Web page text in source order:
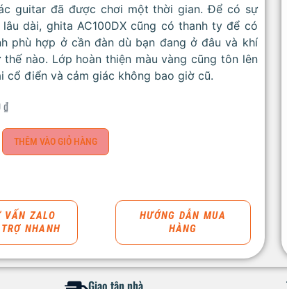
guitar đã được chơi một thời gian. Để có sự
dài, ghita AC100DX cũng có thanh ty để có
phù hợp ở cần đàn dù bạn đang ở đâu và khí
thế nào. Lớp hoàn thiện màu vàng cũng tôn lên
cổ điển và cảm giác không bao giờ cũ.
₫
THÊM VÀO GIỎ HÀNG
VẤN ZALO
NHANH
HƯỚNG DẪN MUA
HÀNG
Giao tận nhà